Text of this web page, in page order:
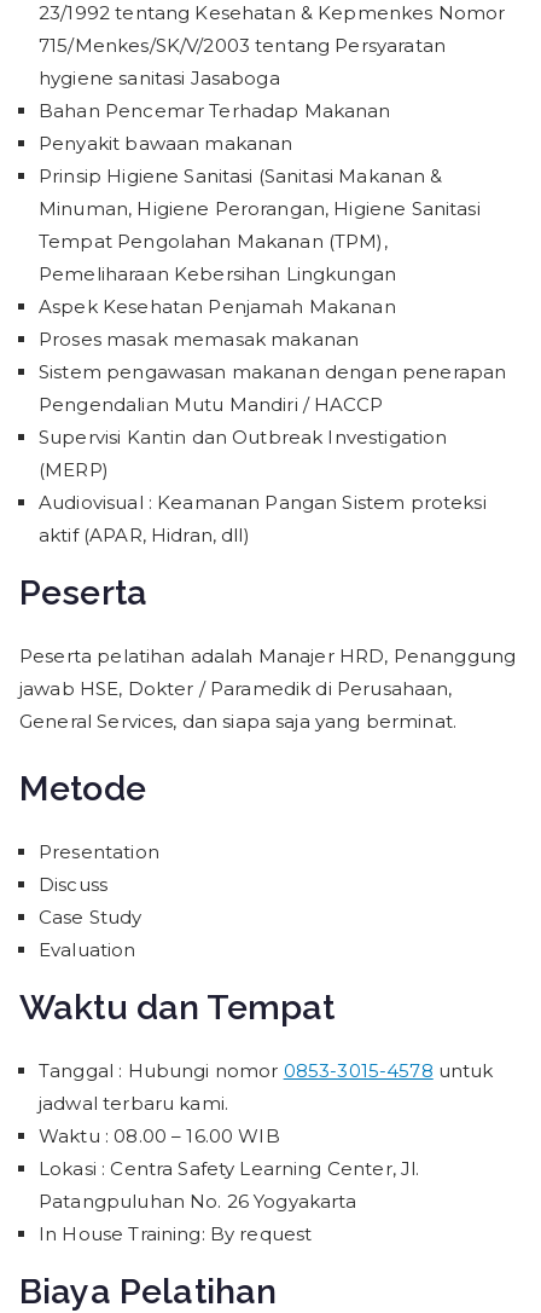
23/1992 tentang Kesehatan & Kepmenkes Nomor
715/Menkes/SK/V/2003 tentang Persyaratan
hygiene sanitasi Jasaboga
Bahan Pencemar Terhadap Makanan
Penyakit bawaan makanan
Prinsip Higiene Sanitasi (Sanitasi Makanan &
Minuman, Higiene Perorangan, Higiene Sanitasi
Tempat Pengolahan Makanan (TPM),
Pemeliharaan Kebersihan Lingkungan
Aspek Kesehatan Penjamah Makanan
Proses masak memasak makanan
Sistem pengawasan makanan dengan penerapan
Pengendalian Mutu Mandiri / HACCP
Supervisi Kantin dan Outbreak Investigation
(MERP)
Audiovisual : Keamanan Pangan Sistem proteksi
aktif (APAR, Hidran, dll)
Peserta
Peserta pelatihan adalah Manajer HRD, Penanggung
jawab HSE, Dokter / Paramedik di Perusahaan,
General Services, dan siapa saja yang berminat.
Metode
Presentation
Discuss
Case Study
Evaluation
Waktu dan Tempat
Tanggal : Hubungi nomor 0853-3015-4578 untuk
jadwal terbaru kami.
Waktu : 08.00 – 16.00 WIB
Lokasi : Centra Safety Learning Center, Jl.
Patangpuluhan No. 26 Yogyakarta
In House Training: By request
Biaya Pelatihan